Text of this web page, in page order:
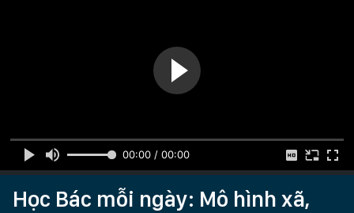
00:00 / 00:00
Học Bác mỗi ngày: Mô hình xã,